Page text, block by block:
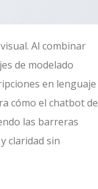
Al combinar
de modelado
en lenguaje
cómo el chatbot de
las barreras
claridad sin